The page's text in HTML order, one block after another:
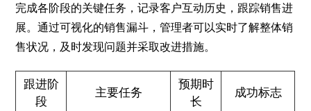
完成各阶段的关键任务，记录客户互动历史，跟踪销售进
展。通过可视化的销售漏斗，管理者可以实时了解整体销
售状况，及时发现问题并采取改进措施。
跟进阶
段
主要任务
预期时
长
成功标志